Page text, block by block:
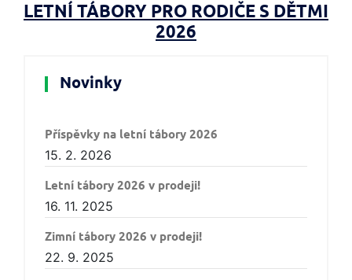
LETNÍ TÁBORY PRO RODIČE S DĚTMI
2026
Novinky
Příspěvky na letní tábory 2026
15. 2. 2026
Letní tábory 2026 v prodeji!
16. 11. 2025
Zimní tábory 2026 v prodeji!
22. 9. 2025